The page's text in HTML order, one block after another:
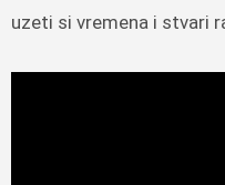
uzeti si vremena i stvari